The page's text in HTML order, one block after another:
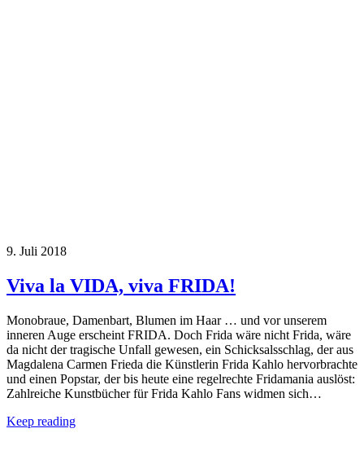
9. Juli 2018
Viva la VIDA, viva FRIDA!
Monobraue, Damenbart, Blumen im Haar … und vor unserem
inneren Auge erscheint FRIDA. Doch Frida wäre nicht Frida, wäre
da nicht der tragische Unfall gewesen, ein Schicksalsschlag, der aus
Magdalena Carmen Frieda die Künstlerin Frida Kahlo hervorbrachte
und einen Popstar, der bis heute eine regelrechte Fridamania auslöst:
Zahlreiche Kunstbücher für Frida Kahlo Fans widmen sich…
Keep reading